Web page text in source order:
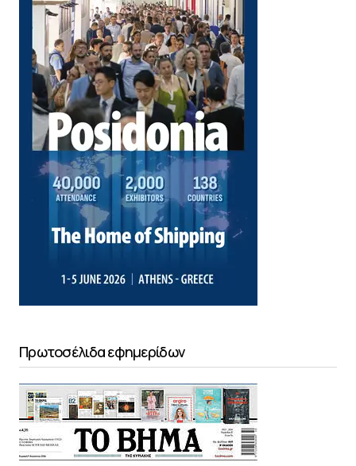
Πρωτοσέλιδα εφημερίδων